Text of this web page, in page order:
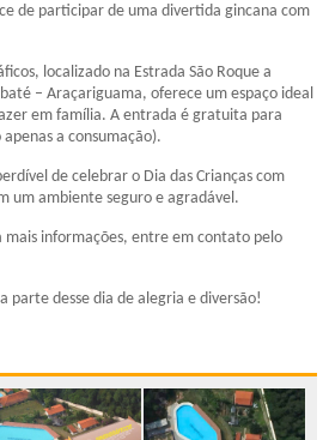
de participar de uma divertida gincana com
localizado na Estrada São Roque a
– Araçariguama, oferece um espaço ideal
em família. A entrada é gratuita para
a consumação).
de celebrar o Dia das Crianças com
um ambiente seguro e agradável.
mais informações, entre em contato pelo
parte desse dia de alegria e diversão!